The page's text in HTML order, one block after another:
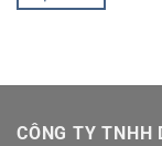
CÔNG TY TNHH